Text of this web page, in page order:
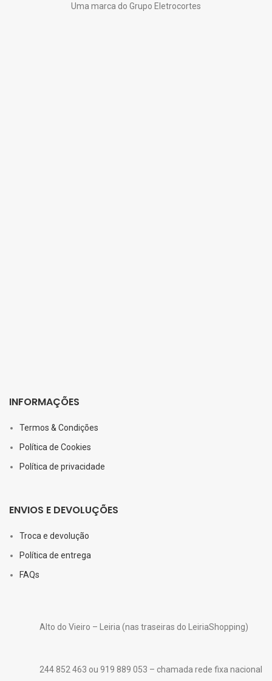
Uma marca do Grupo Eletrocortes
INFORMAÇÕES
Termos & Condições
Política de Cookies
Política de privacidade
ENVIOS E DEVOLUÇÕES
Troca e devolução
Política de entrega
FAQs
Alto do Vieiro – Leiria (nas traseiras do LeiriaShopping)
244 852 463 ou 919 889 053 – chamada rede fixa nacional